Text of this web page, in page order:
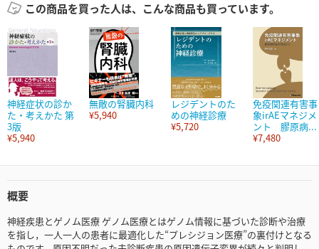
この商品を買った人は、こんな商品も買っています。
神経症状の診か
た・考えかた 第
3版
¥5,940
無敵の腎臓内科
¥5,940
レジデントのた
めの神経診療
¥5,720
免疫関連有害事
象irAEマネジメ
ント 膠原病...
¥7,480
概要
神経疾患とゲノム医療 ゲノム医療とはゲノム情報に基づいた診断や治療
を指し，一人一人の患者に最適化した“プレシジョン医療”の裏付けとなる